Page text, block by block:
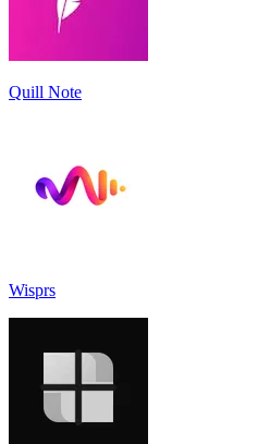
Quill Note
Wisprs